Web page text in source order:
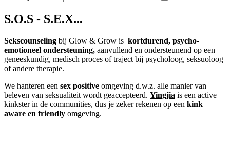
S.O.S - S.E.X...
Sekscounseling bij Glow & Grow is kortdurend, psycho-
emotioneel ondersteuning, aanvullend en ondersteunend op een
geneeskundig, medisch proces of traject bij psycholoog, seksuoloog
of andere therapie.
We hanteren een sex positive omgeving d.w.z. alle manier van
beleven van seksualiteit wordt geaccepteerd. Yingjia is een active
kinkster in de communities, dus je zeker rekenen op een kink
aware en friendly omgeving.